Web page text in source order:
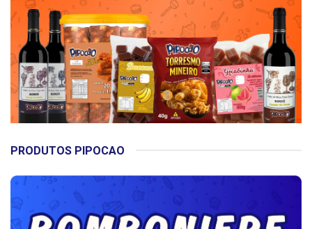
PRODUTOS PIPOCAO